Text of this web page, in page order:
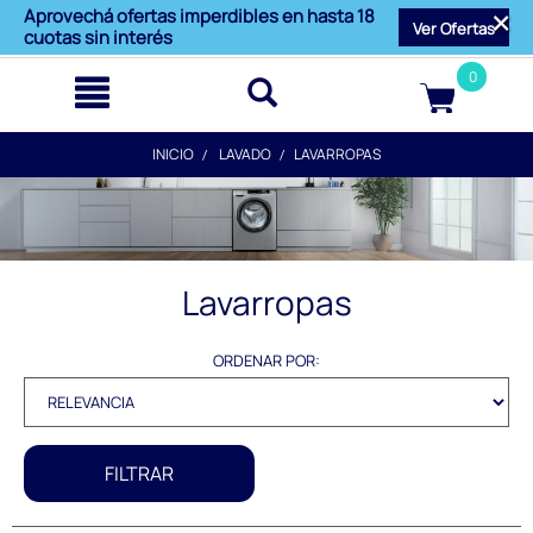
Aprovechá ofertas imperdibles en hasta 18
cuotas sin interés
Ver Ofertas
text.skipToContent
text.skipToNavigation
0
INICIO LAVADO LAVARROPAS
Lavarropas
ORDENAR POR:
FILTRAR